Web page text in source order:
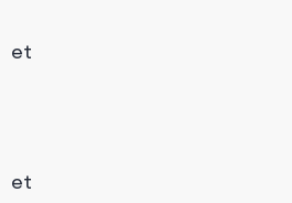
et
et